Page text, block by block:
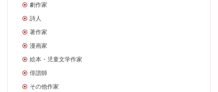
劇作家
詩人
著作家
漫画家
絵本・児童文学作家
俳諧師
その他作家